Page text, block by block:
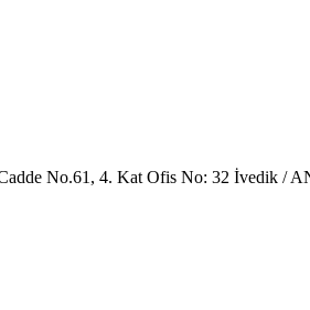
No.61, 4. Kat Ofis No: 32 İvedik /